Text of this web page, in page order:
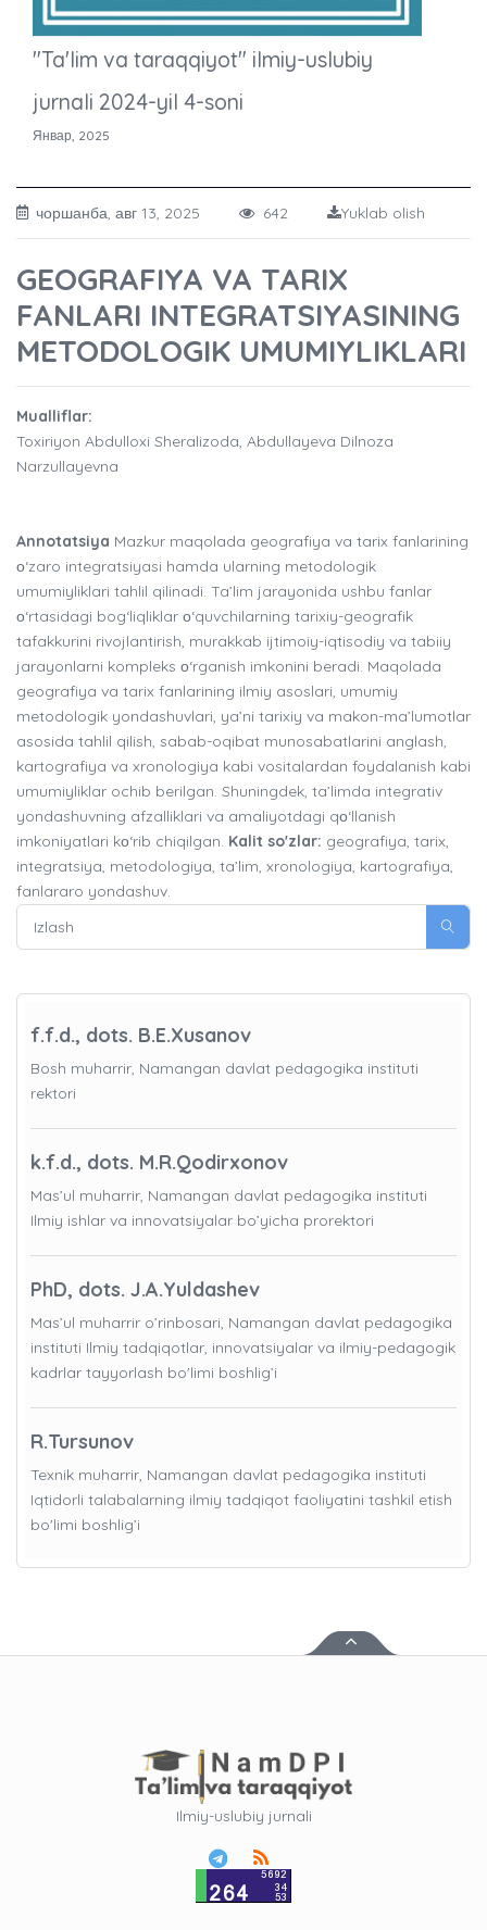
"Ta'lim va taraqqiyot" ilmiy-uslubiy
jurnali 2024-yil 4-soni
Январ, 2025
чоршанба, авг 13, 2025 642 Yuklab olish
GEOGRAFIYA VA TARIX
FANLARI INTEGRATSIYASINING
METODOLOGIK UMUMIYLIKLARI
Mualliflar:
Toxiriyon Abdulloxi Sheralizoda, Abdullayeva Dilnoza
Narzullayevna
Annotatsiya Mazkur maqolada geografiya va tarix fanlarining
о‘zaro integratsiyasi hamda ularning metodologik
umumiyliklari tahlil qilinadi. Ta’lim jarayonida ushbu fanlar
о‘rtasidagi bog‘liqliklar о‘quvchilarning tarixiy-geografik
tafakkurini rivojlantirish, murakkab ijtimoiy-iqtisodiy va tabiiy
jarayonlarni kompleks о‘rganish imkonini beradi. Maqolada
geografiya va tarix fanlarining ilmiy asoslari, umumiy
metodologik yondashuvlari, ya’ni tarixiy va makon-ma’lumotlar
asosida tahlil qilish, sabab-oqibat munosabatlarini anglash,
kartografiya va xronologiya kabi vositalardan foydalanish kabi
umumiyliklar ochib berilgan. Shuningdek, ta’limda integrativ
yondashuvning afzalliklari va amaliyotdagi qо‘llanish
imkoniyatlari kо‘rib chiqilgan. Kalit so'zlar: geografiya, tarix,
integratsiya, metodologiya, ta’lim, xronologiya, kartografiya,
fanlararo yondashuv.
f.f.d., dots. B.E.Xusanov
Bosh muharrir, Namangan davlat pedagogika instituti
rektori
k.f.d., dots. M.R.Qodirxonov
Mas’ul muharrir, Namangan davlat pedagogika instituti
Ilmiy ishlar va innovatsiyalar bo’yicha prorektori
PhD, dots. J.A.Yuldashev
Mas’ul muharrir o’rinbosari, Namangan davlat pedagogika
instituti Ilmiy tadqiqotlar, innovatsiyalar va ilmiy-pedagogik
kadrlar tayyorlash bo'limi boshlig’i
R.Tursunov
Texnik muharrir, Namangan davlat pedagogika instituti
Iqtidorli talabalarning ilmiy tadqiqot faoliyatini tashkil etish
bo'limi boshlig’i
Ilmiy-uslubiy jurnali